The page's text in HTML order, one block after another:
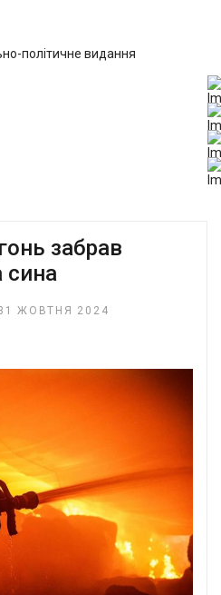
забрав
ЖОВТНЯ 2024